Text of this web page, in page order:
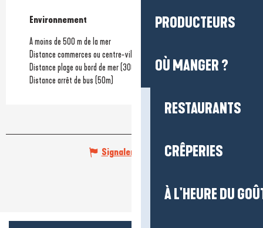
PRODUCTEURS
OÙ MANGER ?
RESTAURANTS
CRÊPERIES
À L'HEURE DU
Environnement
Environnement
A moins de 500 m de la mer
Distance commerces ou centre-ville
Distance plage ou bord de mer (300m)
Distance arrêt de bus (50m)
Signaler une erreur